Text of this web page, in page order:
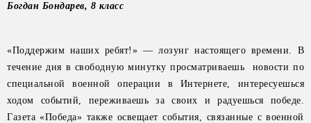
Богдан Бондарев, 8 класс
«Поддержим наших ребят!» — лозунг настоящего времени. В
течение дня в свободную минутку просматриваешь новости по
специальной военной операции в Интернете, интересуешься
ходом событий, переживаешь за своих и радуешься победе.
Газета «Победа» также освещает события, связанные с военной